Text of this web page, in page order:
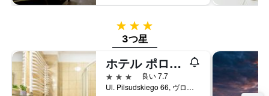
3つ星
3つ星
ホテル ポロニア セントラム
3つ星
良い 7.7
Ul. Pilsudskiego 66, ヴロツワフ, ドルヌィ・シロンスク県, ポーランド